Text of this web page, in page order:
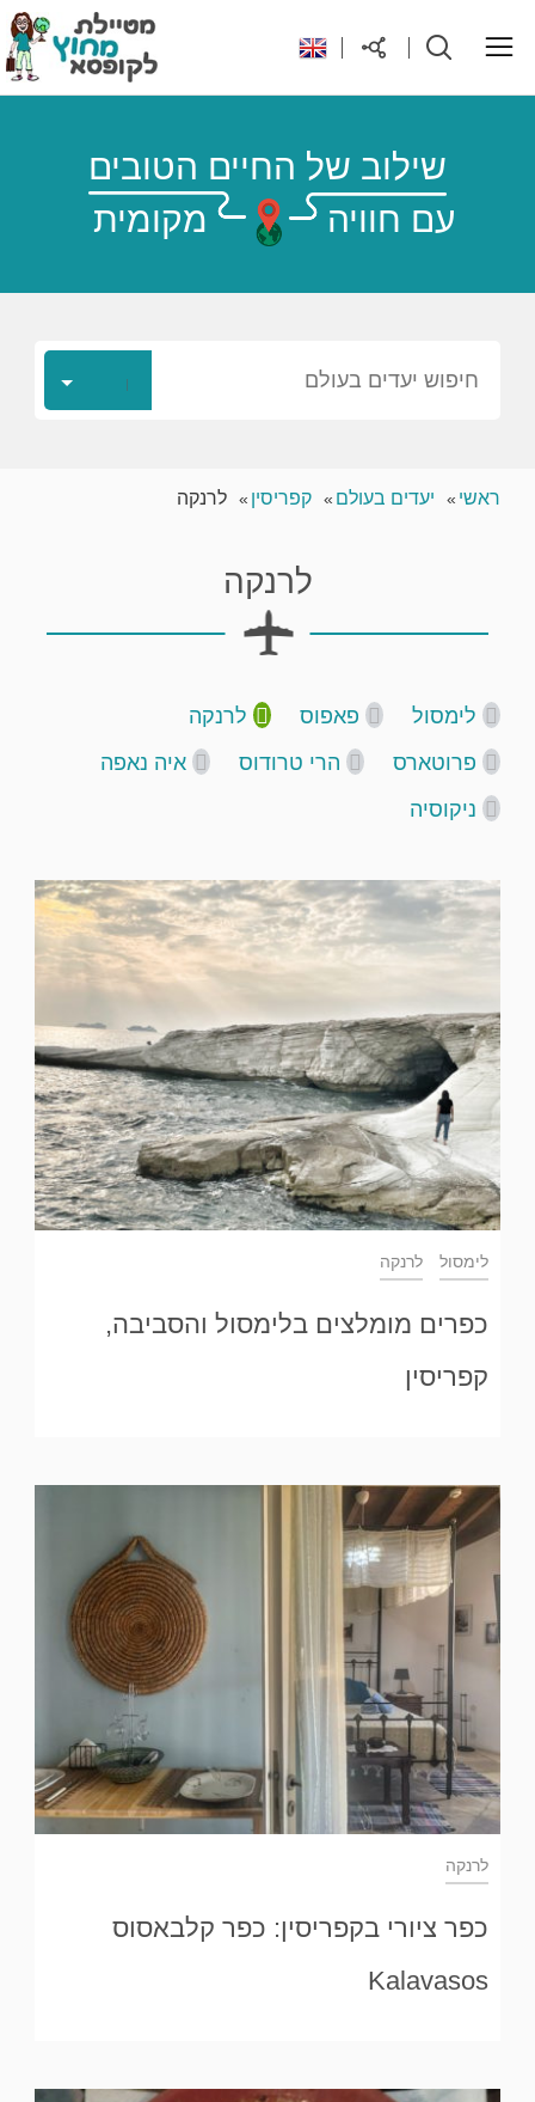
יעדים בעולם
טיפים והנחות לטיול
רילוקיישן לקפריסין
שילוב של החיים הטובים
עם חוויה
מקומית
חיפוש יעדים בעולם
ראשי יעדים בעולם קפריסין לרנקה
לרנקה
לימסול פאפוס
לרנקה
פרוטארס
הרי טרודוס
איה נאפה
ניקוסיה
לימסול לרנקה
כפרים מומלצים בלימסול והסביבה,
קפריסין
לרנקה
כפר ציורי בקפריסין: כפר קלבאסוס
Kalavasos